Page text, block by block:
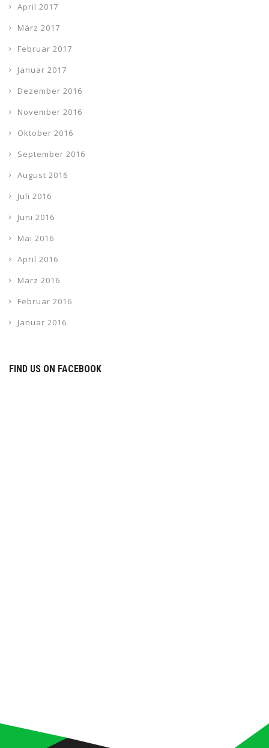
April 2017
März 2017
Februar 2017
Januar 2017
Dezember 2016
November 2016
Oktober 2016
September 2016
August 2016
Juli 2016
Juni 2016
Mai 2016
April 2016
März 2016
Februar 2016
Januar 2016
FIND US ON FACEBOOK